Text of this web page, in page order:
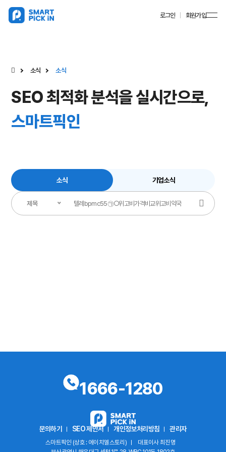
로그인 회원가입
소식 소식
SEO 최적화 분석을 실시간으로,
스마트픽인
소식 기업소식
제목
문의하기 SEO 제안서 개인정보처리방침 관리자
스마트픽인 (상호 : 에이치엘스토리)
대표이사 최진명
1666-1280